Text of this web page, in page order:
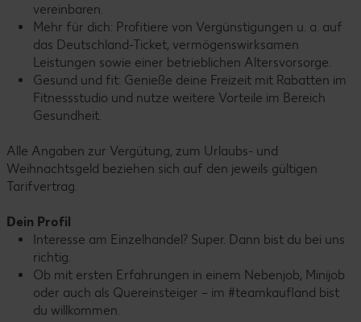
vereinbaren.
Mehr für dich: Profitiere von Vergünstigungen u. a. auf
das Deutschland-Ticket, vermögenswirksamen
Leistungen sowie einer betrieblichen Altersvorsorge.
Gesund und fit: Genieße deine Freizeit mit Rabatten im
Fitnessstudio und nutze weitere Vorteile im Bereich
Gesundheit.
Alle Angaben zur Vergütung, zum Urlaubs- und
Weihnachtsgeld beziehen sich auf den jeweils gültigen
Tarifvertrag.
Dein Profil
Interesse am Einzelhandel? Super. Dann bist du bei uns
richtig.
Ob mit ersten Erfahrungen in einem Nebenjob, Minijob
oder auch als Quereinsteiger – im #teamkaufland bist
du willkommen.